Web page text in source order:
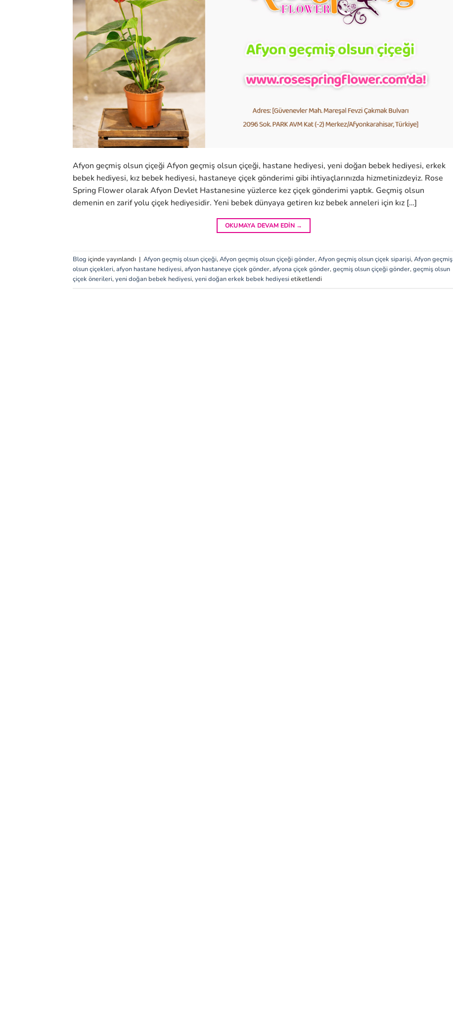
Afyon geçmiş olsun çiçeği Afyon geçmiş olsun çiçeği, hastane hediyesi, yeni doğan bebek hediyesi, erkek
bebek hediyesi, kız bebek hediyesi, hastaneye çiçek gönderimi gibi ihtiyaçlarınızda hizmetinizdeyiz. Rose
Spring Flower olarak Afyon Devlet Hastanesine yüzlerce kez çiçek gönderimi yaptık. Geçmiş olsun
demenin en zarif yolu çiçek hediyesidir. Yeni bebek dünyaya getiren kız bebek anneleri için kız […]
OKUMAYA DEVAM EDIN →
Blog içinde yayınlandı | Afyon geçmiş olsun çiçeği,Afyon geçmiş olsun çiçeği gönder,Afyon geçmiş olsun çiçek siparişi,Afyon geçmiş
olsun çiçekleri,afyon hastane hediyesi,afyon hastaneye çiçek gönder,afyona çiçek gönder,geçmiş olsun çiçeği gönder,geçmiş olsun
çiçek önerileri,yeni doğan bebek hediyesi,yeni doğan erkek bebek hediyesi etiketlendi